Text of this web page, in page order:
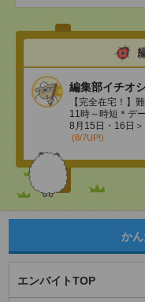
編集部イチオ
【完全在宅！】
11時～時短＊デ
8月15日・16日
(8/7UP!)
か
エンバイトTOP